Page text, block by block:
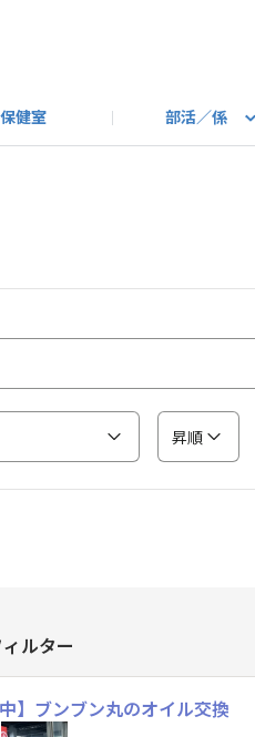
保健室 部活／係
サイト
昇順
ルター
中】ブンブン丸のオイル交換